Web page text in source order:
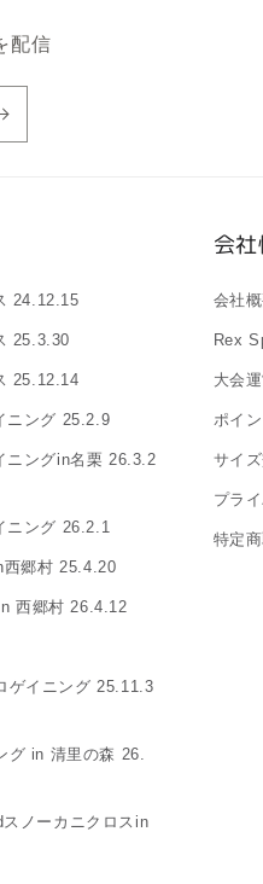
配信
24.12.15
25.3.30
25.12.14
ニング 25.2.9
ニングin名栗 26.3.2
ニング 26.2.1
西郷村 25.4.20
西郷村 26.4.12
ゲイニング 25.11.3
グ in 清里の森 26.
ノーカニクロスin
会
会社
Rex
大会
ポイ
サイ
プラ
特定